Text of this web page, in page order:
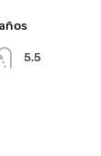
5.5